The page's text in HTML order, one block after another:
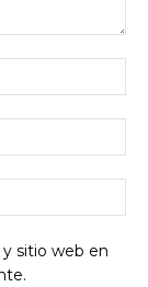
sitio web en